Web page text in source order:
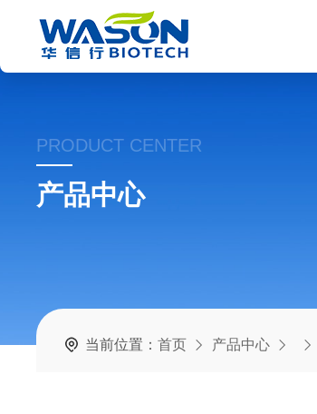
PRODUCT CENTER
产品中心
当前位置：首页 产品中心